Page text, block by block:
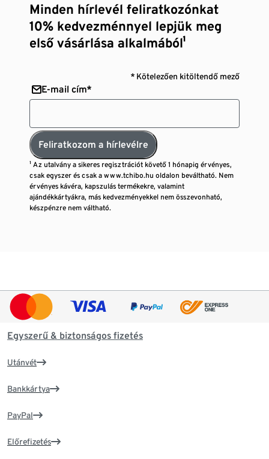
Minden hírlevél feliratkozónkat
10% kedvezménnyel lepjük meg
első vásárlása alkalmából¹
* Kötelezően kitöltendő mező
E-mail cím*
Feliratkozom a hírlevélre
¹ Az utalvány a sikeres regisztrációt követő 1 hónapig érvényes,
csak egyszer és csak a www.tchibo.hu oldalon beváltható. Nem
érvényes kávéra, kapszulás termékekre, valamint
ajándékkártyákra, más kedvezményekkel nem összevonható,
készpénzre nem váltható.
Egyszerű & biztonságos fizetés
Utánvét
Bankkártya
PayPal
Előrefizetés